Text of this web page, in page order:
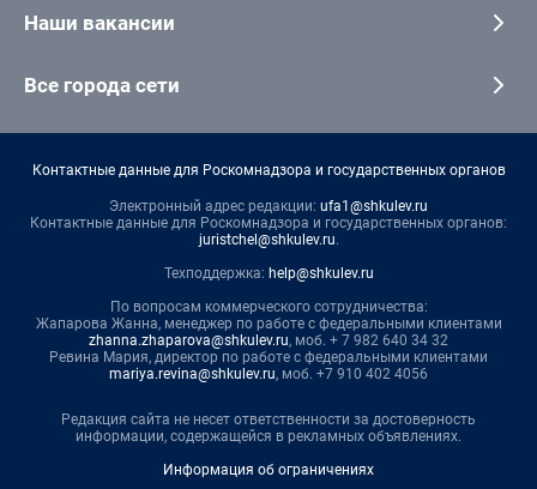
Наши вакансии
Все города сети
Контактные данные для Роскомнадзора и государственных органов
Электронный адрес редакции: ufa1@shkulev.ru
Контактные данные для Роскомнадзора и государственных органов:
juristchel@shkulev.ru.
Техподдержка: help@shkulev.ru
По вопросам коммерческого сотрудничества:
Жапарова Жанна, менеджер по работе с федеральными клиентами
zhanna.zhaparova@shkulev.ru, моб. + 7 982 640 34 32
Ревина Мария, директор по работе с федеральными клиентами
mariya.revina@shkulev.ru, моб. +7 910 402 4056
Редакция сайта не несет ответственности за достоверность
информации, содержащейся в рекламных объявлениях.
Информация об ограничениях